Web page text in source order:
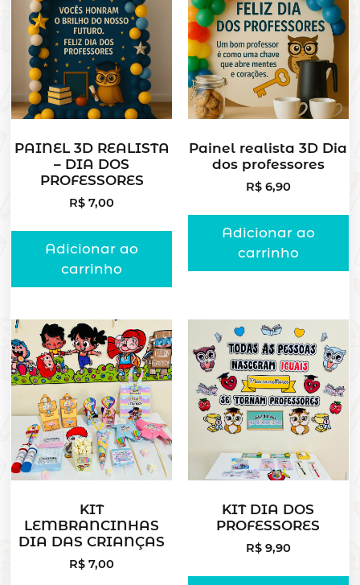
PAINEL 3D REALISTA
– DIA DOS
PROFESSORES
R$ 7,00
Adicionar ao
carrinho
Painel realista 3D Dia
dos professores
R$6,90
Adicionar ao
carrinho
KIT
LEMBRANCINHAS
DIA DAS CRIANÇAS
R$ 7,00
KIT DIA DOS
PROFESSORES
R$9,90